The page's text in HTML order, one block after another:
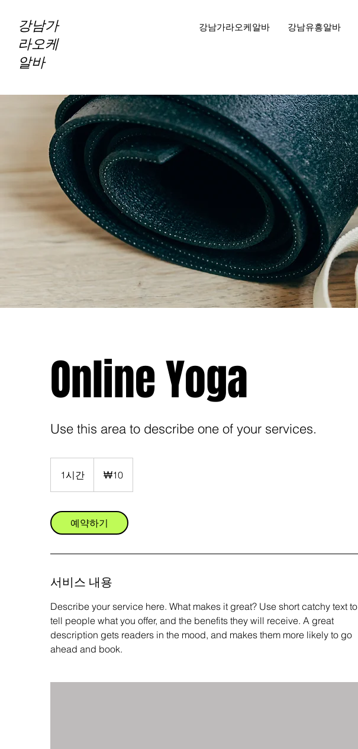
강남가
라오케
알바
강남가라오케알바 강남유흥알바
Online Yoga
Use this area to describe one of your services.
1시간
시국
₩10
예약하기
서비스 내용
Describe your service here. What makes it great? Use short catchy text to
tell people what you offer, and the benefits they will receive. A great
description gets readers in the mood, and makes them more likely to go
ahead and book.